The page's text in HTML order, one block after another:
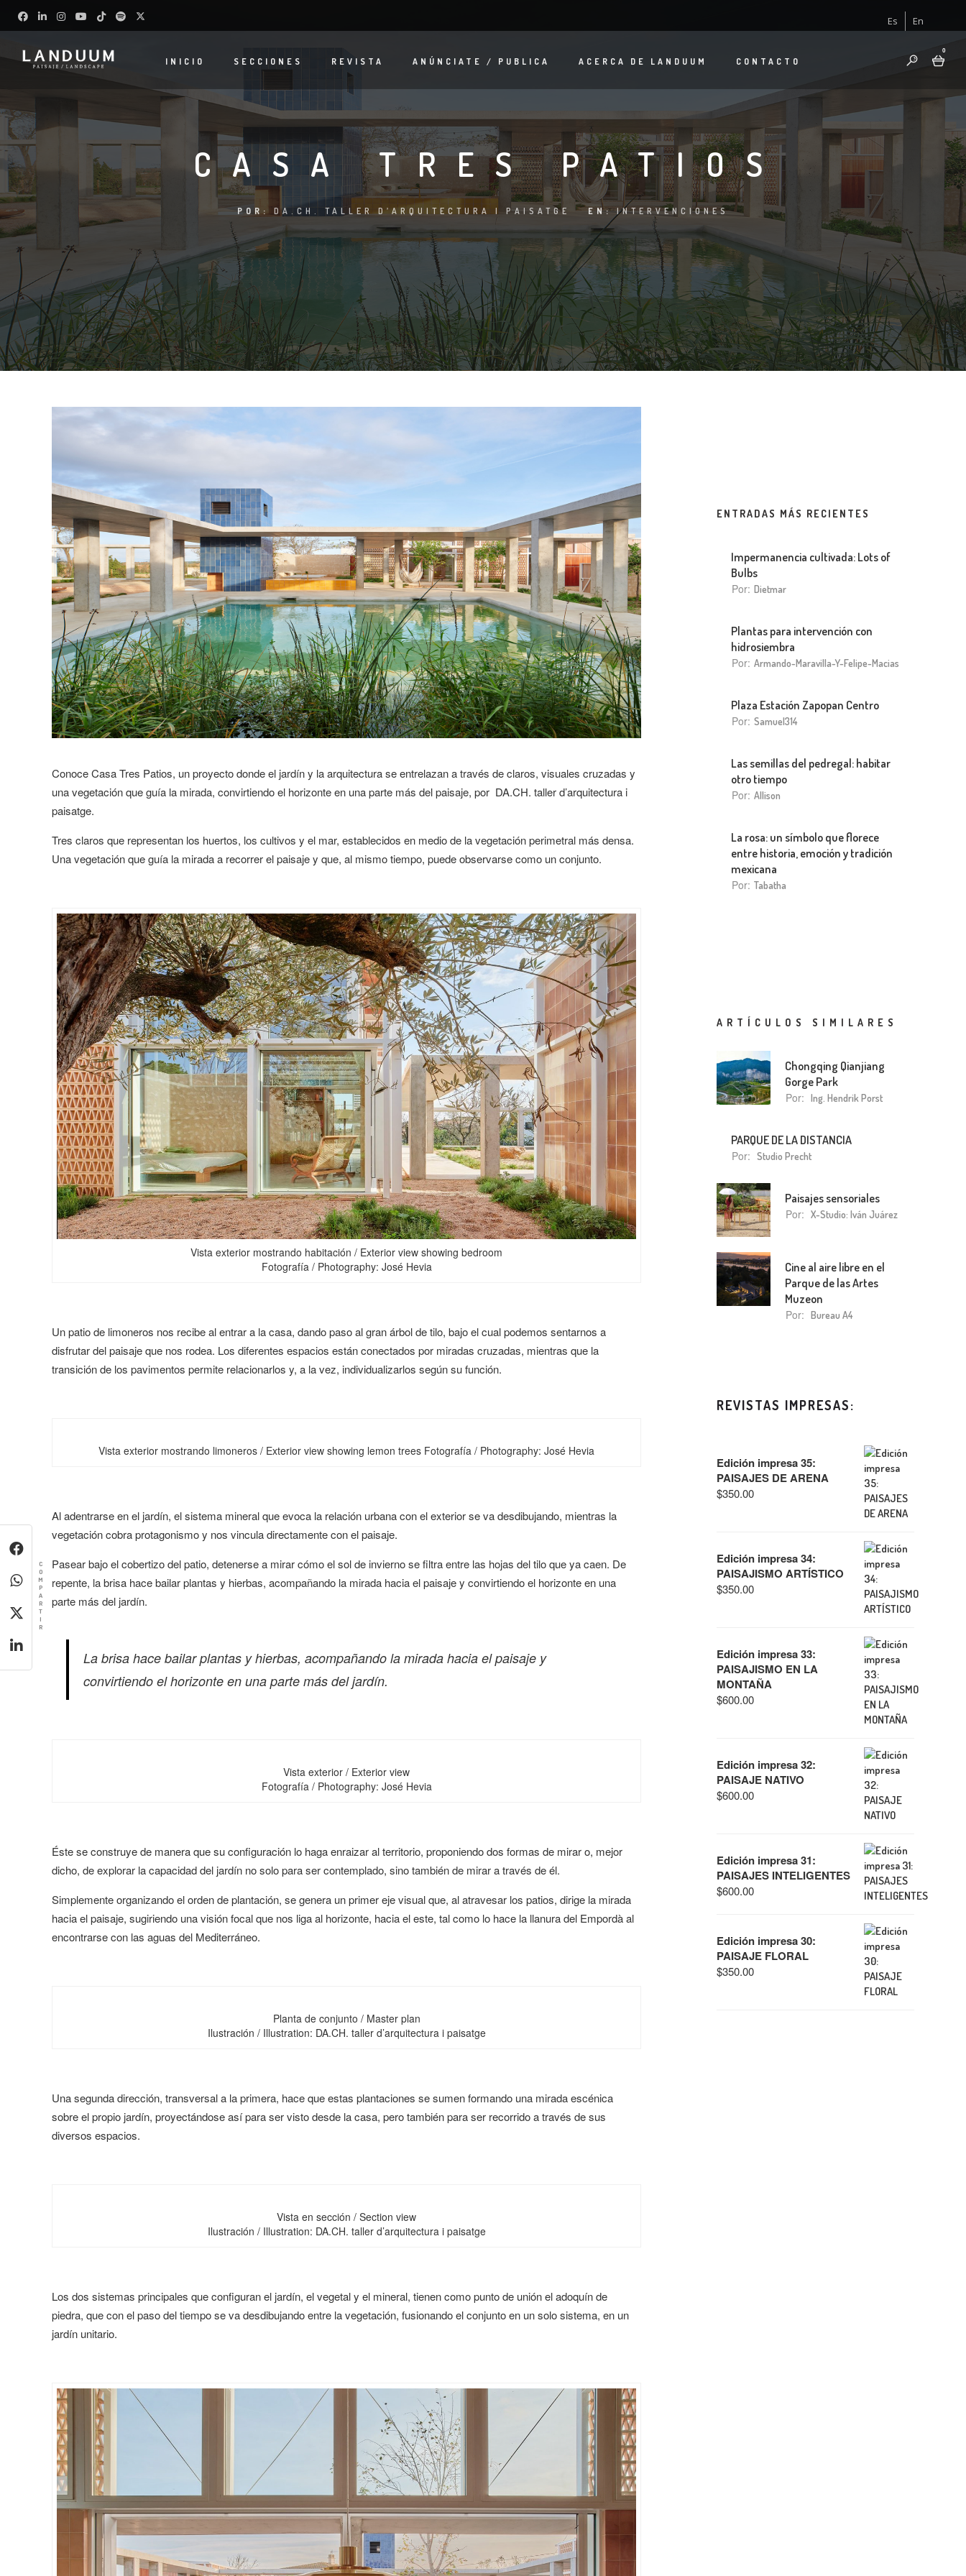
Es En
INICIO SECCIONES REVISTA ANÚNCIATE / PUBLICA ACERCA DE LANDUUM CONTACTO
0
CASA TRES PATIOS
POR: DA.CH. TALLER D’ARQUITECTURA I PAISATGE EN: INTERVENCIONES
Conoce Casa Tres Patios, un proyecto donde el jardín y la arquitectura se entrelazan a través de claros, visuales cruzadas y
una vegetación que guía la mirada, convirtiendo el horizonte en una parte más del paisaje, por DA.CH. taller d’arquitectura i
paisatge.
Tres claros que representan los huertos, los cultivos y el mar, establecidos en medio de la vegetación perimetral más densa.
Una vegetación que guía la mirada a recorrer el paisaje y que, al mismo tiempo, puede observarse como un conjunto.
Vista exterior mostrando habitación / Exterior view showing bedroom
Fotografía / Photography: José Hevia
Un patio de limoneros nos recibe al entrar a la casa, dando paso al granárbol detilo, bajo el cual podemos sentarnos a
disfrutar del paisaje que nos rodea. Los diferentes espacios están conectados por miradas cruzadas, mientras que la
transición de los pavimentos permite relacionarlos y, a la vez, individualizarlos según su función.
Vista exterior mostrando limoneros / Exterior view showing lemon trees Fotografía / Photography: José Hevia
Al adentrarse en el jardín, el sistema mineral que evoca la relación urbana con el exterior se va desdibujando, mientras la
vegetación cobra protagonismo y nos vincula directamente con el paisaje.
Pasear bajo el cobertizo del patio, detenerse a mirar cómo el sol de invierno se filtra entre las hojas del tilo que ya caen. De
repente, la brisa hace bailar plantas y hierbas, acompañando la mirada hacia el paisaje y convirtiendo el horizonte en una
parte más del jardín.
La brisa hace bailar plantas y hierbas, acompañando la mirada hacia el paisaje y
convirtiendo el horizonte en una parte más del jardín.
Vista exterior / Exterior view
Fotografía / Photography: José Hevia
Éste se construye de manera que su configuración lo haga enraizar al territorio, proponiendo dos formas de mirar o, mejor
dicho, de explorar la capacidad del jardín no solo para ser contemplado, sino también de mirar a través de él.
Simplemente organizando el orden de plantación, se genera un primer eje visual que, al atravesar los patios, dirige la mirada
hacia el paisaje, sugiriendo una visión focal que nos liga al horizonte, hacia el este, tal como lo hace la llanura del Empordà al
encontrarse con las aguas del Mediterráneo.
Planta de conjunto / Master plan
Ilustración / Illustration: DA.CH. taller d’arquitectura i paisatge
Una segunda dirección, transversal a la primera, hace que estas plantaciones se sumen formando una mirada escénica
sobre el propio jardín, proyectándose así para ser visto desde la casa, pero también para ser recorrido a través de sus
diversos espacios.
Vista en sección / Section view
Ilustración / Illustration: DA.CH. taller d’arquitectura i paisatge
Los dos sistemas principales que configuran el jardín, el vegetal y el mineral, tienen como punto de unión el adoquín de
piedra, que con el paso del tiempo se va desdibujando entre la vegetación, fusionando el conjunto en un solo sistema, en un
jardín unitario.
ENTRADAS MÁS RECIENTES
Impermanencia cultivada: Lots of
Bulbs
Por: Dietmar
Plantas para intervención con
hidrosiembra
Por: Armando-Maravilla-Y-Felipe-Macias
Plaza Estación Zapopan Centro
Por: Samuel314
Las semillas del pedregal: habitar
otro tiempo
Por: Allison
La rosa: un símbolo que florece
entre historia, emoción y tradición
mexicana
Por: Tabatha
ARTÍCULOS SIMILARES
Chongqing Qianjiang
Gorge Park
Por: Ing. Hendrik Porst
PARQUE DE LA DISTANCIA
Por: Studio Precht
Paisajes sensoriales
Por: X-Studio: Iván Juárez
Cine al aire libre en el
Parque de las Artes
Muzeon
Por: Bureau A4
REVISTAS IMPRESAS:
Edición impresa 35:
PAISAJES DE ARENA
$350.00
Edición impresa 34:
PAISAJISMO ARTÍSTICO
$350.00
Edición impresa 33:
PAISAJISMO EN LA
MONTAÑA
$600.00
Edición impresa 32:
PAISAJE NATIVO
$600.00
Edición impresa 31:
PAISAJES INTELIGENTES
$600.00
Edición impresa 30:
PAISAJE FLORAL
$350.00
C
O
M
P
A
R
T
I
R